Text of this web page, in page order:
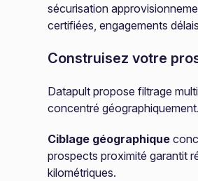
sécurisation
certifiées, engagements
Construisez votre
Datapult propose filtrage
concentré géographiquement.
Ciblage géographique
prospects proximité garantit
kilométriques.